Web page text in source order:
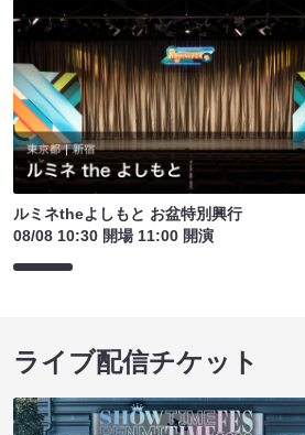
ルミネtheよしもと お盆特別興行
08/08 10:30 開場 11:00 開演
ライブ配信チケット